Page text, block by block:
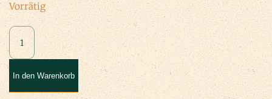
Vorrätig
Kuscheltier
„Fledermaus“
fliegend
Menge
In den Warenkorb